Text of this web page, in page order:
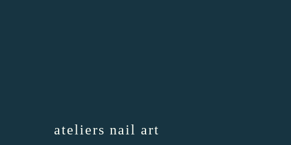
ateliers nail art